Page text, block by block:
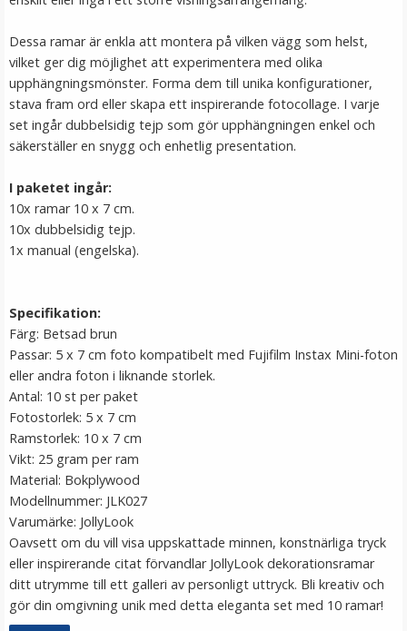
JJC hårt Minneskortsfodral för USB Flash Drive 20x
Type-A & 4x Type-C
Dessa ramar är enkla att montera på vilken vägg som helst,
vilket ger dig möjlighet att experimentera med olika
upphängningsmönster. Forma dem till unika konfigurationer,
stava fram ord eller skapa ett inspirerande fotocollage. I varje
set ingår dubbelsidig tejp som gör upphängningen enkel och
säkerställer en snygg och enhetlig presentation.
I paketet ingår:
10x ramar 10 x 7 cm.
10x dubbelsidig tejp.
1x manual (engelska).
Specifikation:
Färg: Betsad brun
Passar: 5 x 7 cm foto kompatibelt med Fujifilm Instax Mini-foton
eller andra foton i liknande storlek.
Antal: 10 st per paket
Fotostorlek: 5 x 7 cm
Ramstorlek: 10 x 7 cm
Vikt: 25 gram per ram
Material: Bokplywood
Modellnummer: JLK027
Varumärke: JollyLook
Oavsett om du vill visa uppskattade minnen, konstnärliga tryck
eller inspirerande citat förvandlar JollyLook dekorationsramar
ditt utrymme till ett galleri av personligt uttryck. Bli kreativ och
gör din omgivning unik med detta eleganta set med 10 ramar!